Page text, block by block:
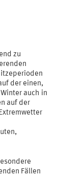
zu
der einen,
auch in
auf der
Fällen